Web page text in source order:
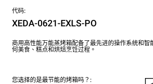
代码:
XEDA-0621-EXLS-PO
商用高性能万能蒸烤箱配备了最先进的操作系统和智
何美食、糕点和烘焙烹饪过程。
您选择的是最节能的烤箱吗？: